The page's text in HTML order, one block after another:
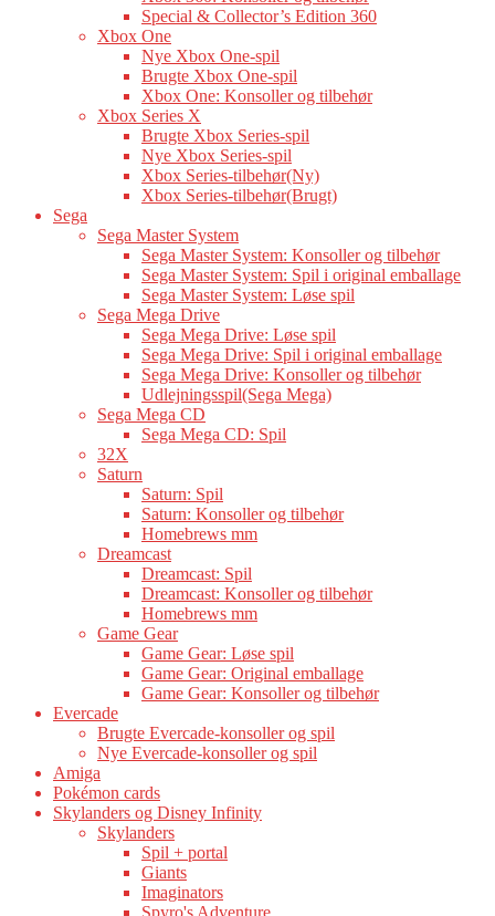
Special & Collector’s Edition 360
Xbox One
Nye Xbox One-spil
Brugte Xbox One-spil
Xbox One: Konsoller og tilbehør
Xbox Series X
Brugte Xbox Series-spil
Nye Xbox Series-spil
Xbox Series-tilbehør(Ny)
Xbox Series-tilbehør(Brugt)
Sega
Sega Master System
Sega Master System: Konsoller og tilbehør
Sega Master System: Spil i original emballage
Sega Master System: Løse spil
Sega Mega Drive
Sega Mega Drive: Løse spil
Sega Mega Drive: Spil i original emballage
Sega Mega Drive: Konsoller og tilbehør
Udlejningsspil(Sega Mega)
Sega Mega CD
Sega Mega CD: Spil
32X
Saturn
Saturn: Spil
Saturn: Konsoller og tilbehør
Homebrews mm
Dreamcast
Dreamcast: Spil
Dreamcast: Konsoller og tilbehør
Homebrews mm
Game Gear
Game Gear: Løse spil
Game Gear: Original emballage
Game Gear: Konsoller og tilbehør
Evercade
Brugte Evercade-konsoller og spil
Nye Evercade-konsoller og spil
Amiga
Pokémon cards
Skylanders og Disney Infinity
Skylanders
Spil + portal
Giants
Imaginators